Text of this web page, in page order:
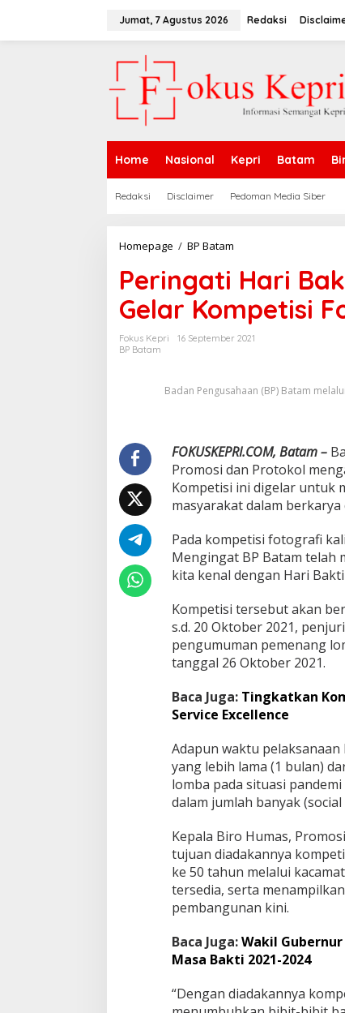
Jumat, 7 Agustus 2026 Redaksi
Home Nasional Kepri Batam
Redaksi Disclaimer Pedoman Media Siber
Homepage / BP Batam
n
g
a
a
a
k
t
k
-
5
0
T
h
u
n
,
B
B
a
a
m
G
e
l
K
o
m
p
e
t
s
i
o
t
Peringati Hari
Gelar Kompetisi
Fokus Kepri
16 September 2021
BP Batam
Badan Pengusahaan (BP) Batam
FOKUSKEPRI.COM, Batam –
Promosi dan Protokol
Kompetisi ini digelar untuk
masyarakat dalam
Pada kompetisi fotografi
Mengingat BP Batam telah
kita kenal dengan Hari
Kompetisi tersebut akan
s.d. 20 Oktober 2021,
pengumuman pemenang
tanggal 26 Oktober 2021.
Baca Juga: Tingkatkan
Service Excellence
Adapun waktu
yang lebih lama (1 bulan)
lomba pada situasi
dalam jumlah banyak
Kepala Biro Humas,
tujuan diadakannya
ke 50 tahun melalui
tersedia, serta
pembangunan kini.
Baca Juga:Wakil
Masa Bakti 2021-2024
“Dengan diadakannya